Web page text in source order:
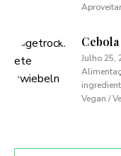
Julho 25,
Vegan /